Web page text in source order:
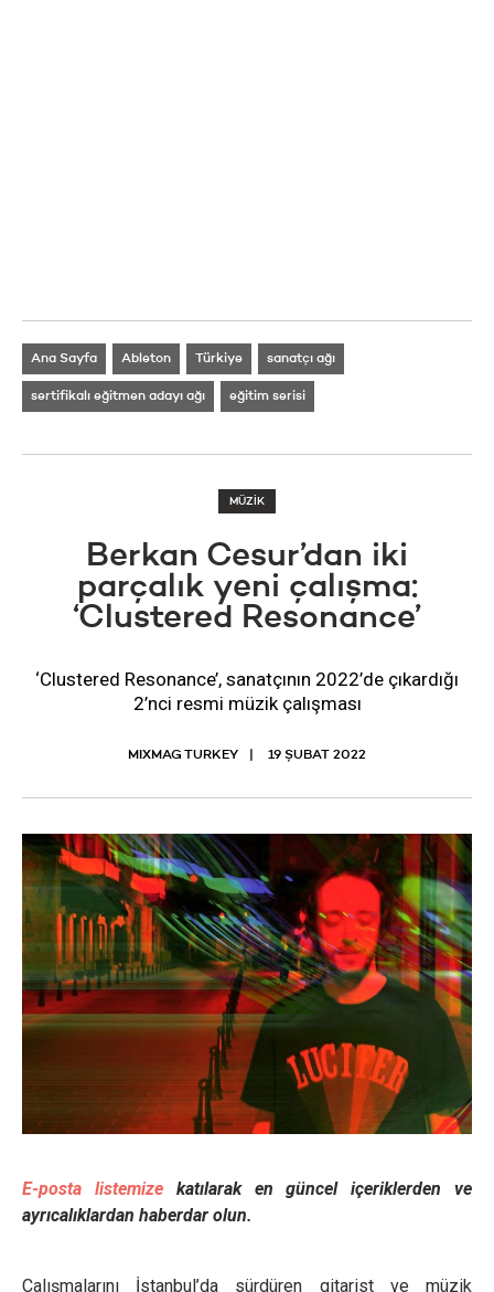
Ana Sayfa Ableton Türkiye sanatçı ağı
sertifikalı eğitmen adayı ağı eğitim serisi
MÜZİK
Berkan Cesur’dan iki
parçalık yeni çalışma:
‘Clustered Resonance’
‘Clustered Resonance’, sanatçının 2022’de çıkardığı
2’nci resmi müzik çalışması
MIXMAG TURKEY 19 ŞUBAT 2022
E-posta listemizekatılarak en güncel içeriklerden ve
ayrıcalıklardan haberdar olun.
Çalışmalarını İstanbul’da sürdüren gitarist ve müzik